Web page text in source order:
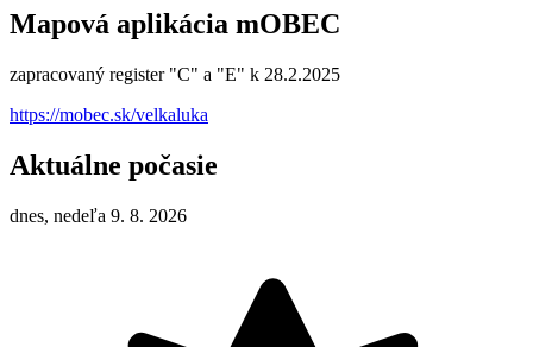
Mapová aplikácia mOBEC
zapracovaný register "C" a "E" k 28.2.2025
https://mobec.sk/velkaluka
Aktuálne počasie
dnes, nedeľa 9. 8. 2026